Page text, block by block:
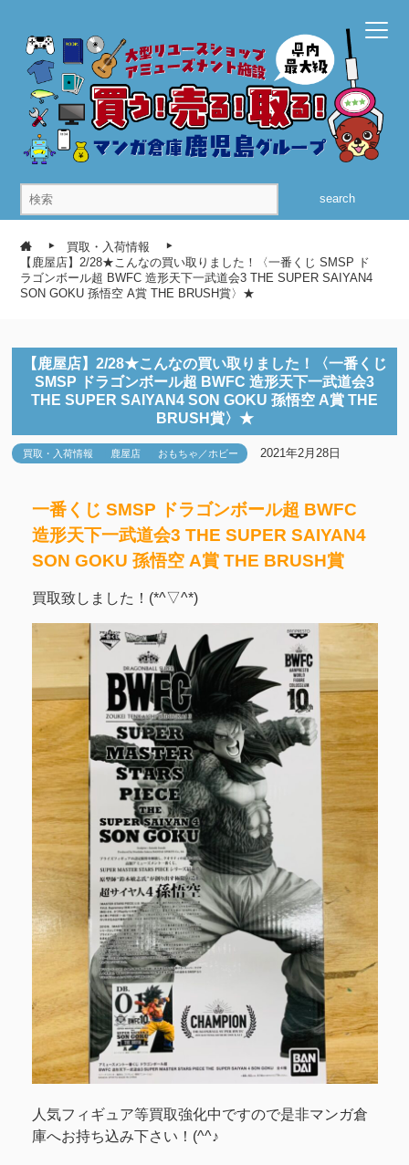
search
買取・入荷情報
【鹿屋店】2/28★こんなの買い取りました！〈一番くじ SMSP ド
ラゴンボール超 BWFC 造形天下一武道会3 THE SUPER SAIYAN4
SON GOKU 孫悟空 A賞 THE BRUSH賞〉★
【鹿屋店】2/28★こんなの買い取りました！〈一番くじ
SMSP ドラゴンボール超 BWFC 造形天下一武道会3
THE SUPER SAIYAN4 SON GOKU 孫悟空 A賞 THE
BRUSH賞〉★
買取・入荷情報 鹿屋店 おもちゃ／ホビー 2021年2月28日
一番くじ SMSP ドラゴンボール超 BWFC
造形天下一武道会3 THE SUPER SAIYAN4
SON GOKU 孫悟空 A賞 THE BRUSH賞
買取致しました！(*^▽^*)
人気フィギュア等買取強化中ですので是非マンガ倉
庫へお持ち込み下さい！(^^♪